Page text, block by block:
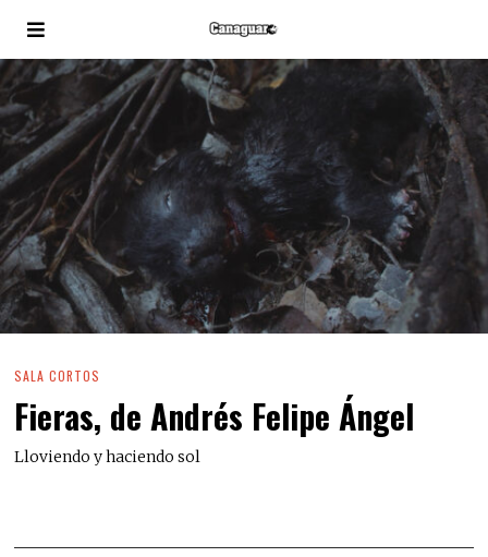
SALA CORTOS
Fieras, de Andrés Felipe Ángel
Lloviendo y haciendo sol